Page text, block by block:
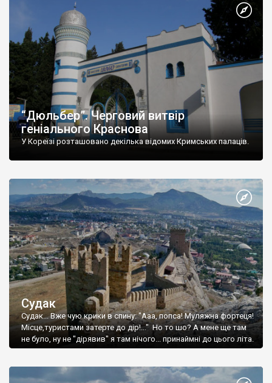
“Дюльбер”. Черговий витвір
геніального Краснова
У Кореїзі розташовано декілька відомих Кримських палаців.
Судак
Судак... Вже чую крики в спину: "Ааа, попса! Муляжна фортеця!
Місце,туристами затерте до дір!..." Но то шо? А мене ще там
не було, ну не "дірявив" я там нічого... принаймні до цього літа.